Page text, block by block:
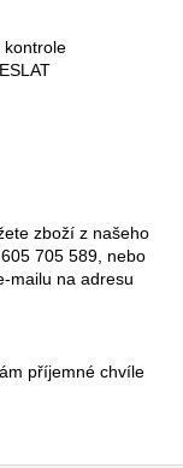
kontrole
zboží z našeho
705 589, nebo
mailu na adresu
příjemné chvíle